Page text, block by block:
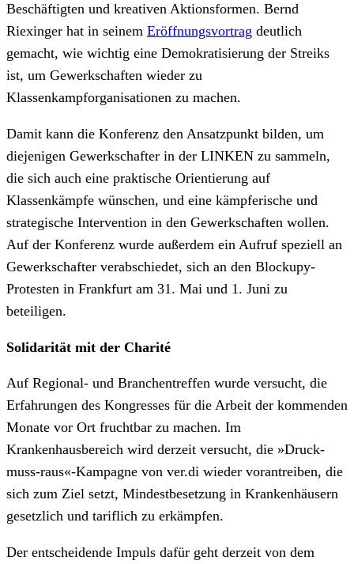
Beschäftigten und kreativen Aktionsformen. Bernd
Riexinger hat in seinem Eröffnungsvortrag deutlich
gemacht, wie wichtig eine Demokratisierung der Streiks
ist, um Gewerkschaften wieder zu
Klassenkampforganisationen zu machen.
Damit kann die Konferenz den Ansatzpunkt bilden, um
diejenigen Gewerkschafter in der LINKEN zu sammeln,
die sich auch eine praktische Orientierung auf
Klassenkämpfe wünschen, und eine kämpferische und
strategische Intervention in den Gewerkschaften wollen.
Auf der Konferenz wurde außerdem ein Aufruf speziell an
Gewerkschafter verabschiedet, sich an den Blockupy-
Protesten in Frankfurt am 31. Mai und 1. Juni zu
beteiligen.
Solidarität mit der Charité
Auf Regional- und Branchentreffen wurde versucht, die
Erfahrungen des Kongresses für die Arbeit der kommenden
Monate vor Ort fruchtbar zu machen. Im
Krankenhausbereich wird derzeit versucht, die »Druck-
muss-raus«-Kampagne von ver.di wieder vorantreiben, die
sich zum Ziel setzt, Mindestbesetzung in Krankenhäusern
gesetzlich und tariflich zu erkämpfen.
Der entscheidende Impuls dafür geht derzeit von dem